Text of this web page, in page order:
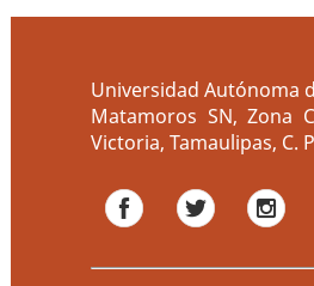
Universidad Autónoma
Matamoros SN, Zona
Victoria, Tamaulipas, C.